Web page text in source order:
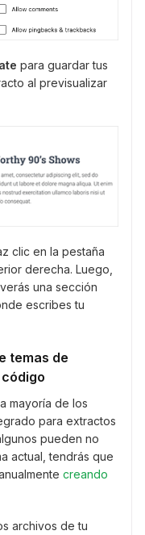
para guardar tus
al previsualizar
clic en la pestaña
derecha. Luego,
una sección
escribes tu
temas de
mayoría de los
para extractos
pueden no
actual, tendrás que
creando
archivos de tu